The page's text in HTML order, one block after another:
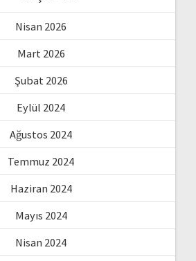
Nisan 2026
Mart 2026
Şubat 2026
Eylül 2024
Ağustos 2024
Temmuz 2024
Haziran 2024
Mayıs 2024
Nisan 2024